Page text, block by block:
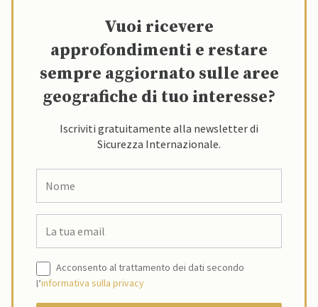
Vuoi ricevere
approfondimenti e restare
sempre aggiornato sulle aree
geografiche di tuo interesse?
Iscriviti gratuitamente alla newsletter di
Sicurezza Internazionale.
Acconsento al trattamento dei dati secondo
l’informativa sulla privacy